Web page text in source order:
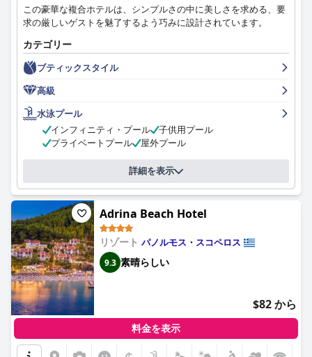
この豪華な複合ホテルは、シンプルさの中に美しさを求める、要
求の厳しいゲストを魅了するよう巧みに設計されています。
カテゴリー
ブティックスタイル
高級
水泳プール
インフィニティ・プール
子供用プール
プライベートプール
屋外プール
詳細を表示
Adrina Beach Hotel
リゾート パノルモス・スコペロス
9.3 素晴らしい
$82 から
料金を表示